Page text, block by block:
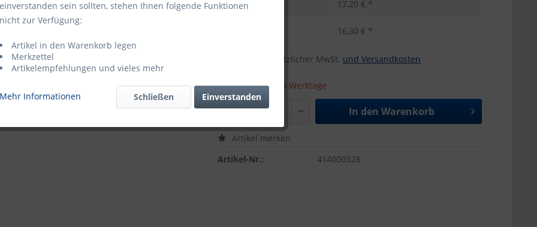
ab3Satz 17,20 € *
16,30 € *
Preise zzgl. gesetzlicher MwSt. und Versandkosten
Lieferzeit ca. 5 Werktage
In den Warenkorb
Artikel merken
Artikel-Nr.:
414000328
einverstanden sein sollten, stehen Ihnen folgende Funktionen
nicht zur Verfügung:
Artikel in den Warenkorb legen
Merkzettel
Artikelempfehlungen und vieles mehr
Mehr Informationen Einverstanden
Schließen